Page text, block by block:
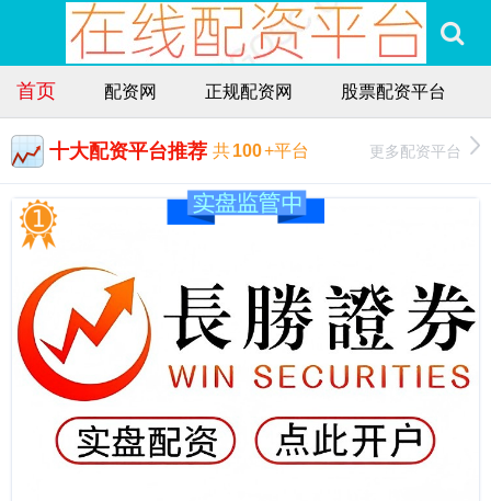
首页 配资网 正规配资网 股票配资平台
十大配资平台推荐 共100+平台 更多配资平台